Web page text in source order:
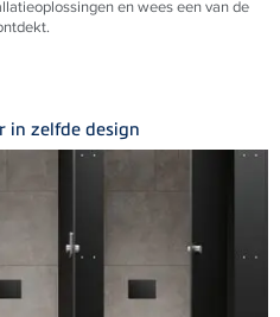
en wees een van de
in zelfde design